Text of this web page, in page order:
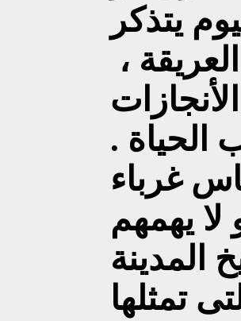
يتذكر
،
.
غرباء
يهمهم
المدينة